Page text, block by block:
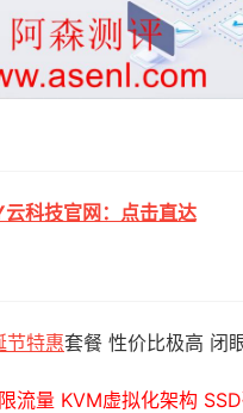
科技官网：点击直达
节特惠套餐 性价比极高 闭
流量 KVM虚拟化架构